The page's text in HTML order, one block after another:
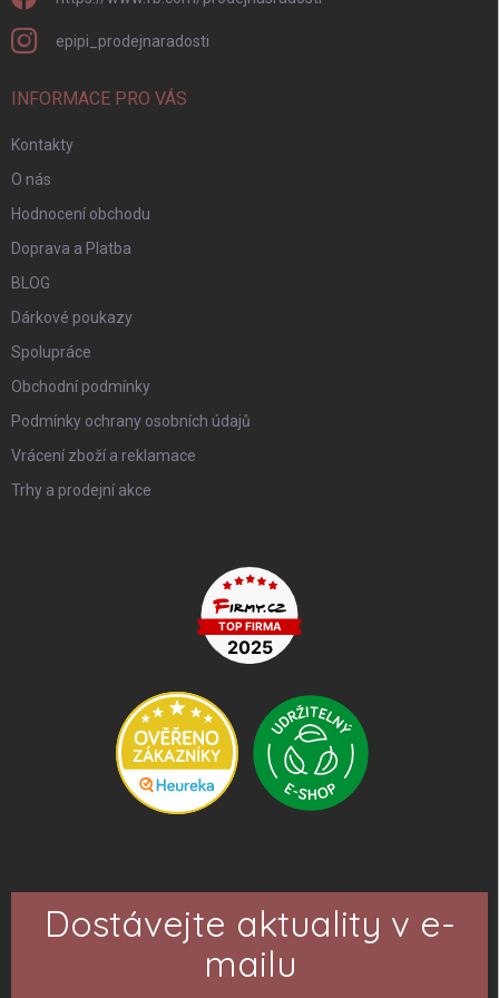
epipi_prodejnaradosti
INFORMACE PRO VÁS
Kontakty
O nás
Hodnocení obchodu
Doprava a Platba
BLOG
Dárkové poukazy
Spolupráce
Obchodní podmínky
Podmínky ochrany osobních údajů
Vrácení zboží a reklamace
Trhy a prodejní akce
Dostávejte aktuality v e-
mailu